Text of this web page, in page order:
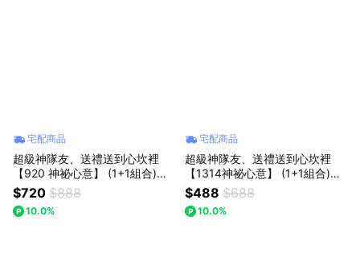
宅配商品
超級神隊友、送禮送到心坎裡
【920 神祕心意】 (1+1組合)
【粉色小歐風芭蕾+粉晶熊】｜
【Missing想念你】｜ 七夕情人
節/父親節(預購)
$720 $888
10.0%
宅配商品
超級神隊友、送禮送到心坎裡
【1314神祕心意】 (1+1組合)
【粉色小歐風芭蕾+粉晶鑰匙】
｜【Missing想念你】｜ : 七夕情
人節/父親節(預購)
$488 $688
10.0%